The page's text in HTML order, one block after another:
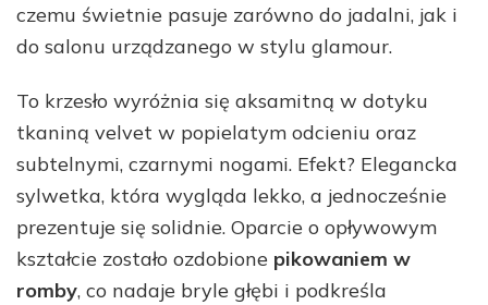
czemu świetnie pasuje zarówno do jadalni, jak i
do salonu urządzanego w stylu glamour.
To krzesło wyróżnia się aksamitną w dotyku
tkaniną velvet w popielatym odcieniu oraz
subtelnymi, czarnymi nogami. Efekt? Elegancka
sylwetka, która wygląda lekko, a jednocześnie
prezentuje się solidnie. Oparcie o opływowym
kształcie zostało ozdobione pikowaniem w
romby, co nadaje bryle głębi i podkreśla